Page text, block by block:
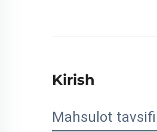
Kirish
Mahsulot tavsifi